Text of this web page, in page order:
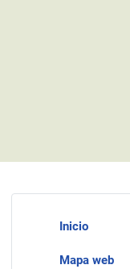
Inicio
Mapa web